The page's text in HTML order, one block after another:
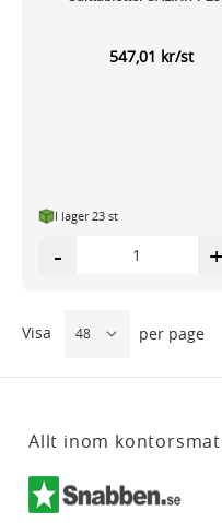
samlat in när du har
547,01 kr/st
I lager 23 st
- +
Visa per page
Allt inom